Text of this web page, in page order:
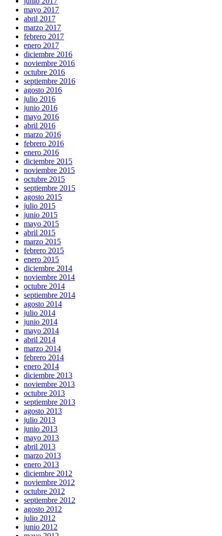
mayo 2017
abril 2017
marzo 2017
febrero 2017
enero 2017
diciembre 2016
noviembre 2016
octubre 2016
septiembre 2016
agosto 2016
julio 2016
junio 2016
mayo 2016
abril 2016
marzo 2016
febrero 2016
enero 2016
diciembre 2015
noviembre 2015
octubre 2015
septiembre 2015
agosto 2015
julio 2015
junio 2015
mayo 2015
abril 2015
marzo 2015
febrero 2015
enero 2015
diciembre 2014
noviembre 2014
octubre 2014
septiembre 2014
agosto 2014
julio 2014
junio 2014
mayo 2014
abril 2014
marzo 2014
febrero 2014
enero 2014
diciembre 2013
noviembre 2013
octubre 2013
septiembre 2013
agosto 2013
julio 2013
junio 2013
mayo 2013
abril 2013
marzo 2013
enero 2013
diciembre 2012
noviembre 2012
octubre 2012
septiembre 2012
agosto 2012
julio 2012
junio 2012